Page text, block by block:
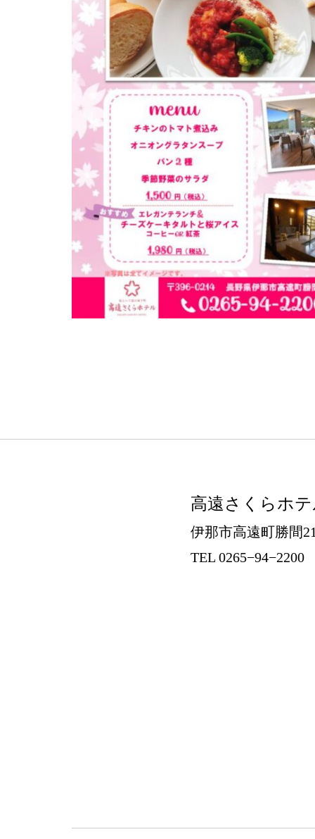
高遠さくらホ
伊那市高遠町勝間
TEL 0265−94−2200